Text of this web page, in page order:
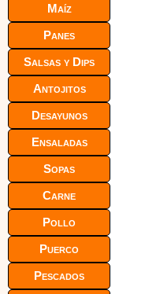
Maíz
Panes
Salsas y Dips
Antojitos
Desayunos
Ensaladas
Sopas
Carne
Pollo
Puerco
Pescados